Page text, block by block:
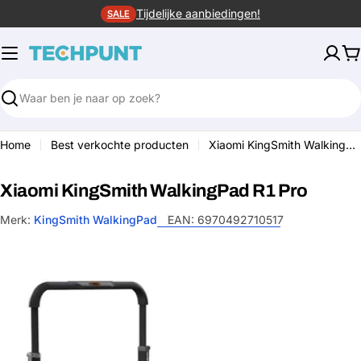
naar
inhoud
SALE Tijdelijke aanbiedingen!
Zoeken
Home Best verkochte producten Xiaomi KingSmith WalkingPad R1 Pro
Xiaomi KingSmith WalkingPad R1 Pro
Merk: KingSmith WalkingPad EAN: 6970492710517